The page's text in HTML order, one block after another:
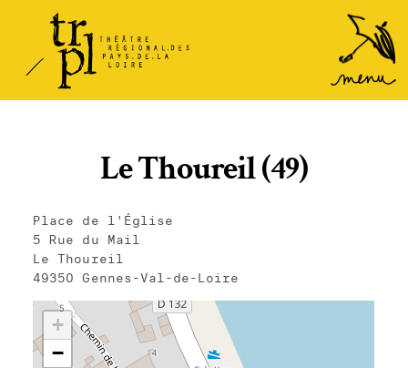
TRPL -
Théâtre
Régional
de la
Loire
Accéder
au
menu
Le Thoureil (49)
Place de l'Église
5 Rue du Mail
Le Thoureil
49350 Gennes-Val-de-Loire